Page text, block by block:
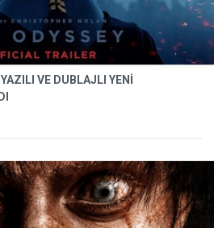
VE DUBLAJLI YENİ